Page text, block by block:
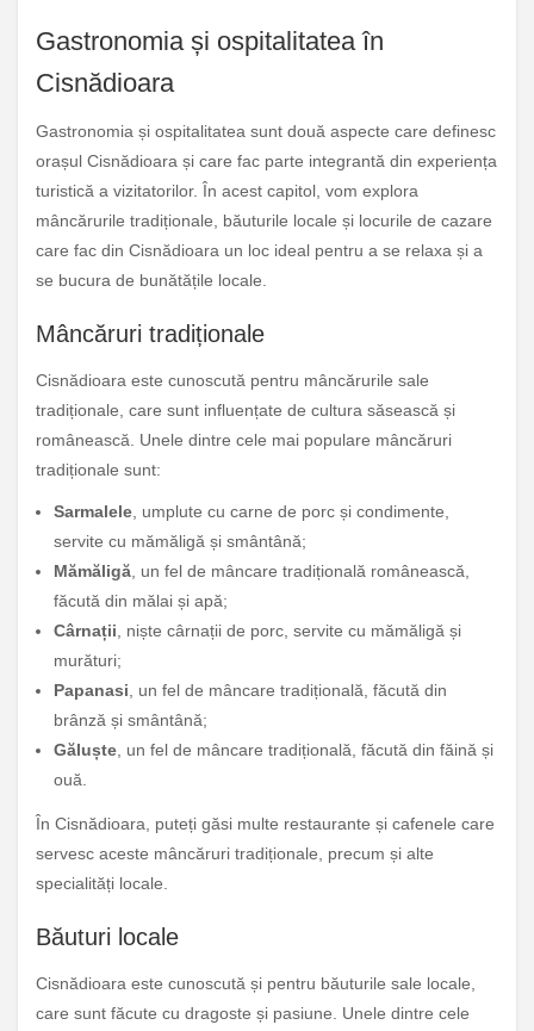
Gastronomia și ospitalitatea în
Cisnădioara
Gastronomia și ospitalitatea sunt două aspecte care definesc
orașul Cisnădioara și care fac parte integrantă din experiența
turistică a vizitatorilor. În acest capitol, vom explora
mâncărurile tradiționale, băuturile locale și locurile de cazare
care fac din Cisnădioara un loc ideal pentru a se relaxa și a
se bucura de bunătățile locale.
Mâncăruri tradiționale
Cisnădioara este cunoscută pentru mâncărurile sale
tradiționale, care sunt influențate de cultura săsească și
românească. Unele dintre cele mai populare mâncăruri
tradiționale sunt:
Sarmalele, umplute cu carne de porc și condimente,
servite cu mămăligă și smântână;
Mămăligă, un fel de mâncare tradițională românească,
făcută din mălai și apă;
Cârnații, niște cârnații de porc, servite cu mămăligă și
murături;
Papanasi, un fel de mâncare tradițională, făcută din
brânză și smântână;
Găluște, un fel de mâncare tradițională, făcută din făină și
ouă.
În Cisnădioara, puteți găsi multe restaurante și cafenele care
servesc aceste mâncăruri tradiționale, precum și alte
specialități locale.
Băuturi locale
Cisnădioara este cunoscută și pentru băuturile sale locale,
care sunt făcute cu dragoste și pasiune. Unele dintre cele